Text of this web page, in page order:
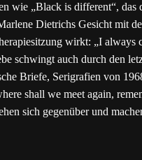
wie „Black is different“, das
Dietrichs Gesicht mit
wirkt: „I always
schwingt auch durch den
Briefe, Serigrafien von
shall we meet again,
sich gegenüber und